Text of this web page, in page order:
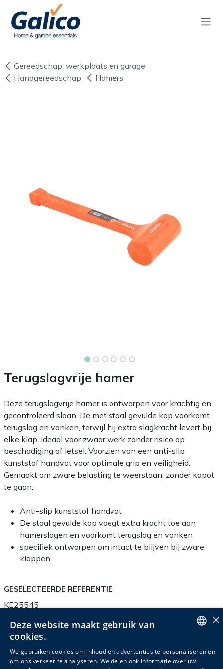
Overslaan naar inhoud
Gereedschap, werkplaats en garage
Handgereedschap
Hamers
Terugslagvrije hamer
Deze terugslagvrije hamer is ontworpen voor krachtig en
gecontroleerd slaan. De met staal gevulde kop voorkomt
terugslag en vonken, terwijl hij extra slagkracht levert bij
elke klap. Ideaal voor zwaar werk zonder risico op
beschadiging of letsel. Voorzien van een anti-slip
kunststof handvat voor optimale grip en veiligheid.
Gemaakt om zware belasting te weerstaan, zonder kapot
te gaan.
Anti-slip kunststof handvat
De staal gevulde kop voegt extra kracht toe aan
hamerslagen en voorkomt terugslag en vonken
specifiek ontworpen om intact te blijven bij zware
klappen
GESELECTEERDE REFERENTIE
KE25545
Productinfo Verpakkingsinfo Accessoires
DUTCH
×
Deze website maakt gebruik van
cookies.
We gebruiken cookies om inhoud en advertenties te personaliseren en
om ons verkeer te analyseren. We delen ook informatie over uw